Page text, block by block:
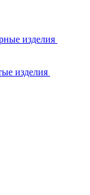
изделия
изделия